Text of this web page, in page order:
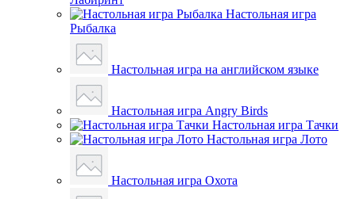
Настольная игра
Рыбалка
Настольная игра на английском языке
Настольная игра Angry Birds
Настольная игра Тачки
Настольная игра Лото
Настольная игра Охота